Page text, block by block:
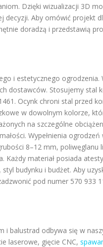
Dzięki wizualizacji 3D
decyzji. Aby omówić projekt
doradzą i przedstawią
i estetycznego
dostawców. Stosujemy stal
Ocynk chroni stal przed
w dowolnym kolorze,
na szczególne
Wypełnienia
8–12 mm,
Każdy materiał posiada
budynku i budżet. Aby
pod numer 570 933
balustrad odbywa się w
laserowe, gięcie CNC,